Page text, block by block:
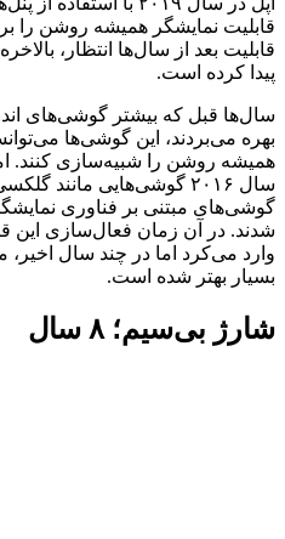
قابلیت نمایشگر همیشه روشن را
پیدا کرده است.
بهره می‌بردند، این گوشی‌ها
همیشه روشن را شبیه‌سازی کنند.
گوشی‌های مبتنی بر فناوری
شدند. در آن زمان فعال‌سازی این
وارد می‌کرد اما در چند سال
بسیار بهتر شده است.
شارژ بی‌سیم؛ ۸ سال